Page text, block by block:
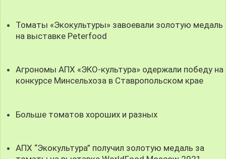
Томаты «Экокультуры» завоевали золотую медаль
на выставке Peterfood
Агрономы АПХ «ЭКО-культура» одержали победу на
конкурсе Минсельхоза в Ставропольском крае
Больше томатов хороших и разных
АПХ “Экокультура” получил золотую медаль за